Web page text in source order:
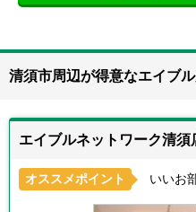
清須市周辺が得意なエイブ
エイブルネットワーク清須
オススメポイント いいお